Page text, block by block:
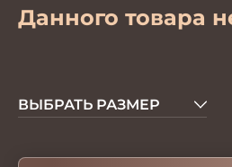
Данного товара
ВЫБРАТЬ РАЗМЕР